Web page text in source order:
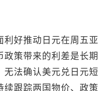
利好推动日元在周五
政策带来的利差是长
无法确认 美元兑日元
续跟踪两国物价、政